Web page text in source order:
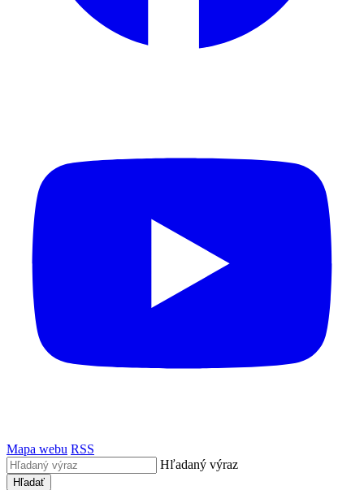
Mapa webu RSS
Hľadaný výraz
Hľadať